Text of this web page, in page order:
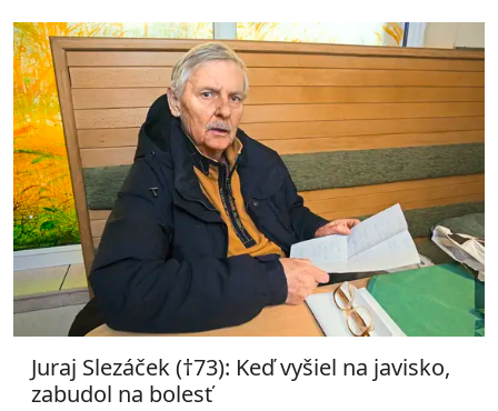
Juraj Slezáček (†73): Keď vyšiel na javisko,
zabudol na bolesť